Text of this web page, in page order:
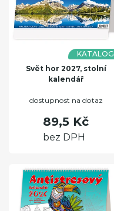
KATALOG
Svět hor 2027, stolní
kalendář
dostupnost na dotaz
89,5 Kč
bez DPH